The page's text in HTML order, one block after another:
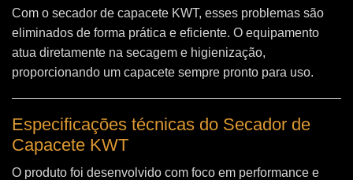
Com o secador de capacete KWT, esses problemas são
eliminados de forma prática e eficiente. O equipamento
atua diretamente na secagem e higienização,
proporcionando um capacete sempre pronto para uso.
Especificações técnicas do Secador de
Capacete KWT
O produto foi desenvolvido com foco em performance e